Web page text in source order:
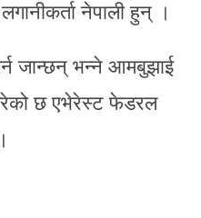
नेपाली हुन् ।
जान्छन् भन्ने आमबुझाई
छ एभेरेस्ट फेडरल